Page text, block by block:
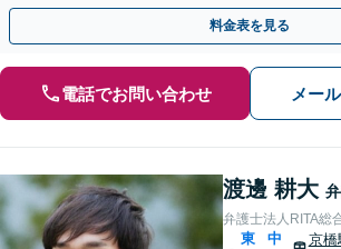
ずは無料相談でお悩みをお聞かせください。
料金表を見る
電話でお問い合わせ メー
渡邊 耕大
弁護士法人RITA総
東
中
京橋